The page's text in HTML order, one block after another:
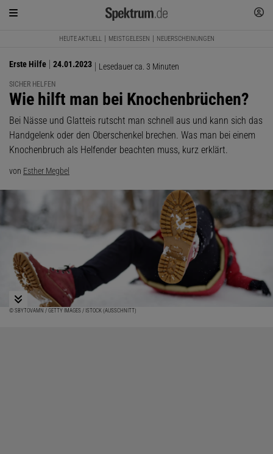
HEUTE AKTUELL MEISTGELESEN NEUERSCHEINUNGEN
Erste Hilfe 24.01.2023 Lesedauer ca. 3 Minuten
SICHER HELFEN
:
Wie hilft man bei Knochenbrüchen?
Bei Nässe und Glatteis rutscht man schnell aus und kann sich das
Handgelenk oder den Oberschenkel brechen. Was man bei einem
Knochenbruch als Helfender beachten muss, kurz erklärt.
von Esther Megbel
© SBYTOVAMN / GETTY IMAGES / ISTOCK (AUSSCHNITT)